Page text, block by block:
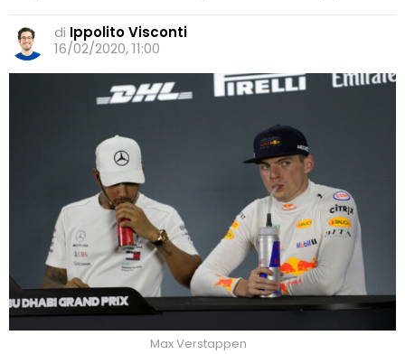
di Ippolito Visconti
16/02/2020, 11:00
Max Verstappen